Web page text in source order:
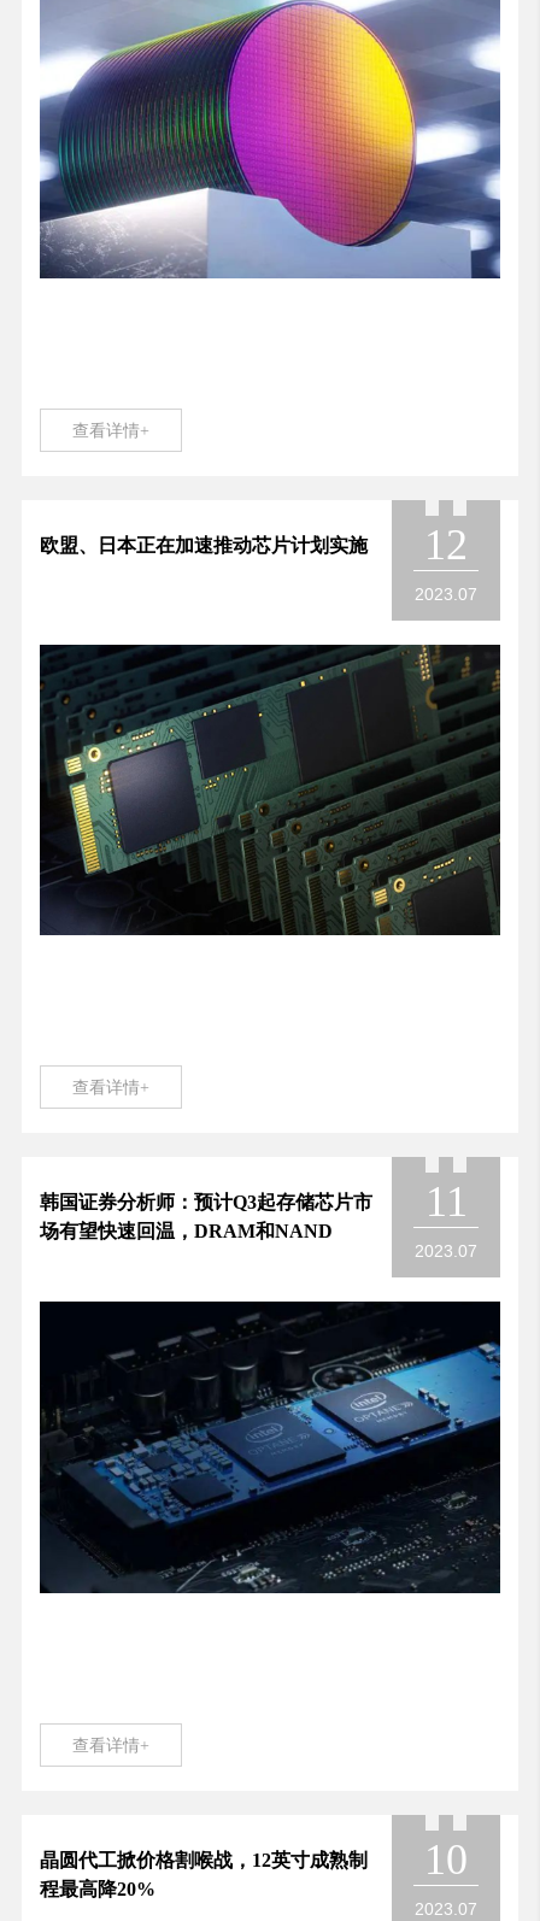
查看详情+
欧盟、日本正在加速推动芯片计划实施 12
2023.07
查看详情+
韩国证券分析师：预计Q3起存储芯片市
场有望快速回温，DRAM和NAND
11
2023.07
查看详情+
晶圆代工掀价格割喉战，12英寸成熟制
程最高降20%
10
2023.07